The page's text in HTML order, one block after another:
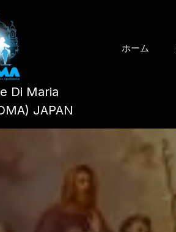
Di Maria
JAPAN
ホーム